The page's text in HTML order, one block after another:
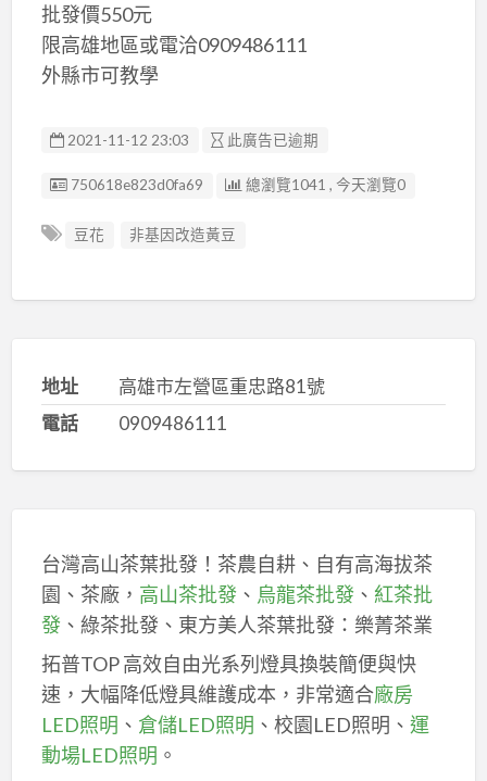
批發價550元
限高雄地區或電洽0909486111
外縣市可教學
2021-11-12 23:03 此廣告已逾期
廣告编號
750618e823d0fa69 總瀏覽1041 , 今天瀏覽0
豆花 非基因改造黃豆
地址
高雄市左營區重忠路81號
電話
0909486111
台灣高山茶葉批發！茶農自耕、自有高海拔茶
園、茶廠， 高山茶批發、 烏龍茶批發、 紅茶批
發、綠茶批發、東方美人茶葉批發：樂菁茶業
拓普TOP 高效自由光系列燈具換裝簡便與快
速，大幅降低燈具維護成本，非常適合廠房
LED照明 、 倉儲LED照明 、校園LED照明、 運
動場LED照明 。